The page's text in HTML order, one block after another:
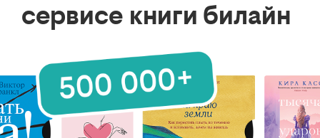
сервисе книги билайн